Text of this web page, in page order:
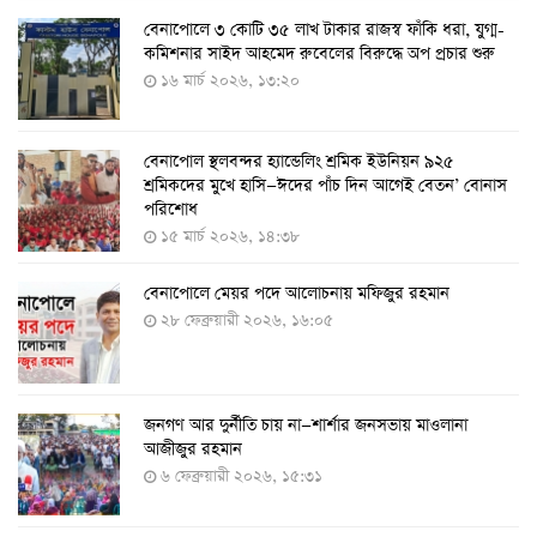
১১ আগস্ট থেকে পরীক্ষামূলকভাবে শুরু শিশুদের করোনা টিকা
দেওয়া
৭ আগস্ট ২০২২, ১৩:৫৩
করোনায় ৫ জনের মৃত্যু, শনাক্ত ৬২৬
২৭ জুলাই ২০২২, ১৭:৩৮
দেশে করোনায় শনাক্তের সংখ্যা ২০ লাখ ছাড়াল
২১ জুলাই ২০২২, ১৭:৫৪
করোনায় একদিনে মৃত্যু ও শনাক্ত বেড়েছে
১৮ জুলাই ২০২২, ১৯:০৪
বেনাপোলে ৩ কোটি ৩৫ লাখ টাকার রাজস্ব ফাঁকি ধরা, যুগ্ম-
কমিশনার সাইদ আহমেদ রুবেলের বিরুদ্ধে অপ প্রচার শুরু
১৬ মার্চ ২০২৬, ১৩:২০
বেনাপোল স্থলবন্দর হ্যান্ডেলিং শ্রমিক ইউনিয়ন ৯২৫
শ্রমিকদের মুখে হাসি—ঈদের পাঁচ দিন আগেই বেতন’ বোনাস
পরিশোধ
১৫ মার্চ ২০২৬, ১৪:৩৮
বেনাপোলে মেয়র পদে আলোচনায় মফিজুর রহমান
২৮ ফেব্রুয়ারী ২০২৬, ১৬:০৫
জনগণ আর দুর্নীতি চায় না—শার্শার জনসভায় মাওলানা
আজীজুর রহমান
৬ ফেব্রুয়ারী ২০২৬, ১৫:৩১